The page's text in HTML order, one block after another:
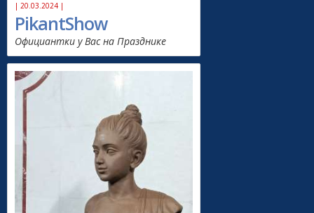
| 20.03.2024 |
PikantShow
Официантки у Вас на Празднике